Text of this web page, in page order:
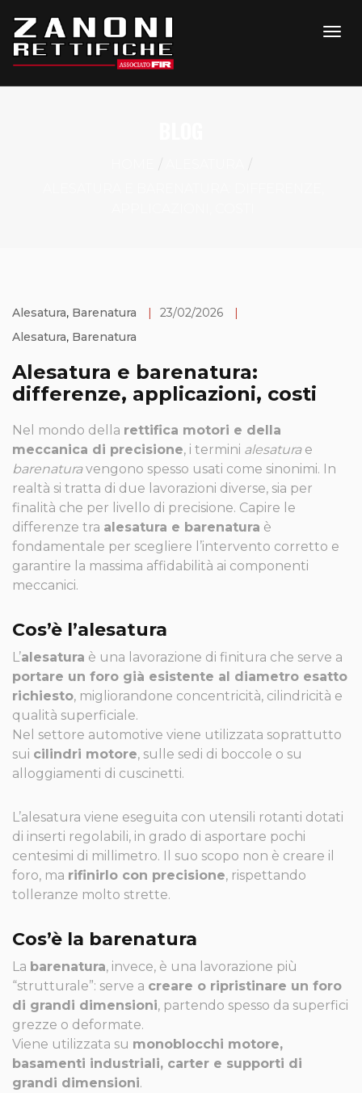
Alesatura, Barenatura | 23/02/2026
|
Alesatura, Barenatura
Alesatura e barenatura:
differenze, applicazioni, costi
Nel mondo della rettifica motori e della
meccanica di precisione, i termini alesaturae
barenaturavengono spesso usati come sinonimi. In
realtà si tratta di due lavorazioni diverse, sia per
finalità che per livello di precisione. Capire le
differenze tra alesatura e barenatura è
fondamentale per scegliere l’intervento corretto e
garantire la massima affidabilità ai componenti
meccanici.
Cos’è l’alesatura
L’alesatura è una lavorazione di finitura che serve a
portare un foro già esistente al diametro esatto
richiesto, migliorandone concentricità, cilindricità e
qualità superficiale.
Nel settore automotive viene utilizzata soprattutto
sui cilindri motore, sulle sedi di boccole o su
alloggiamenti di cuscinetti.
L’alesatura viene eseguita con utensili rotanti dotati
di inserti regolabili, in grado di asportare pochi
centesimi di millimetro. Il suo scopo non è creare il
foro, ma rifinirlo con precisione, rispettando
tolleranze molto strette.
Cos’è la barenatura
La barenatura, invece, è una lavorazione più
“strutturale”: serve a creare o ripristinare un foro
di grandi dimensioni, partendo spesso da superfici
grezze o deformate.
Viene utilizzata su monoblocchi motore,
basamenti industriali, carter e supporti di
grandi dimensioni.